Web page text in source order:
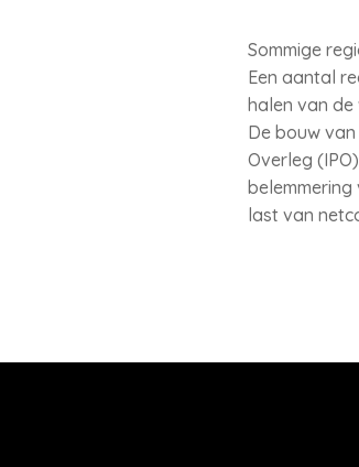
Sommige
Een aantal
halen van
De bouw
Overleg
last van